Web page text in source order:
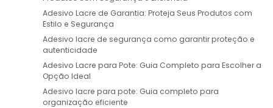
Adesivo Lacre de Garantia: Proteja Seus Produtos com
Estilo e Segurança
Adesivo lacre de segurança como garantir proteção e
autenticidade
Adesivo Lacre para Pote: Guia Completo para Escolher a
Opção Ideal
Adesivo lacre para pote: Guia completo para
organização eficiente